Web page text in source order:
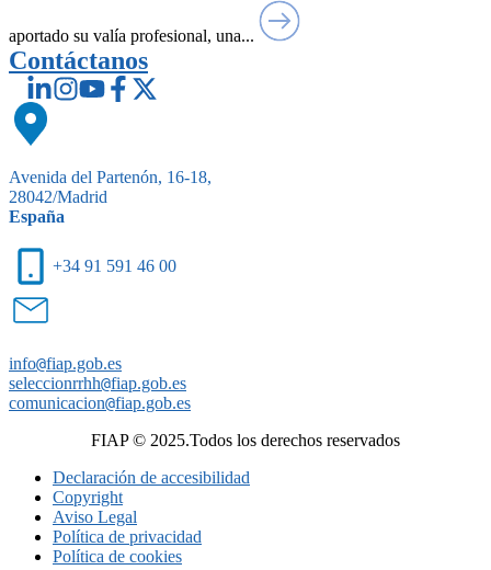
aportado su valía profesional, una...
Contáctanos
Avenida del Partenón, 16-18,
28042/Madrid
España
+34 91 591 46 00
info@fiap.gob.es
seleccionrrhh@fiap.gob.es
comunicacion@fiap.gob.es
FIAP © 2025.Todos los derechos reservados
Declaración de accesibilidad
Copyright
Aviso Legal
Política de privacidad
Política de cookies